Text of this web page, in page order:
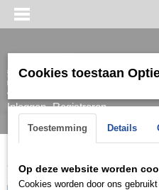
Inloggen Registreren
Home > Oorbel> Goud >
Cookies toestaan
Toestemming Details
Op deze website worden
Cookies worden door ons